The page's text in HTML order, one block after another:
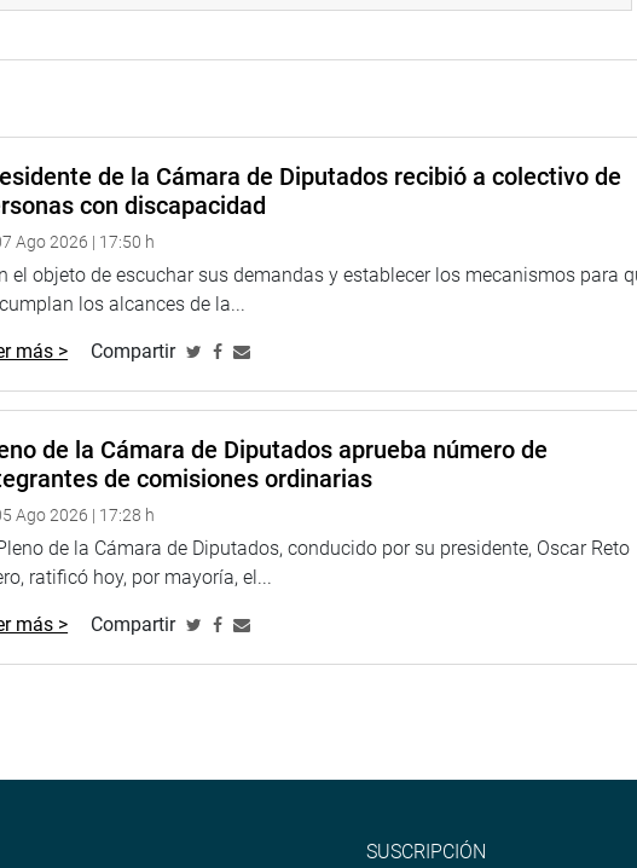
por dólar; déficit fiscal 3.7% del PBI; variación anual del Índice de
para el 2022 es consistente con los principios macroeconómicos y
Multianual (MMM).
si el Congreso no remite la autógrafa de la Ley de Presupuesto al
entra en vigencia el proyecto de este, que es promulgado por
estipula también que conjuntamente con el proyecto de ley presupuestal
de endeudamiento y de equilibrio financiero.
de la Cámara de Diputados recibió a colectivo de
con discapacidad
Ago 2026 | 17:50 h
el objeto de escuchar sus demandas y establecer los mecanismos para
los alcances de la...
más > Compartir
de la Cámara de Diputados aprueba número de
de comisiones ordinarias
Ago 2026 | 17:28 h
de la Cámara de Diputados, conducido por su presidente, Oscar Reto
ratificó hoy, por mayoría, el...
más > Compartir
SUSCRIPCIÓN